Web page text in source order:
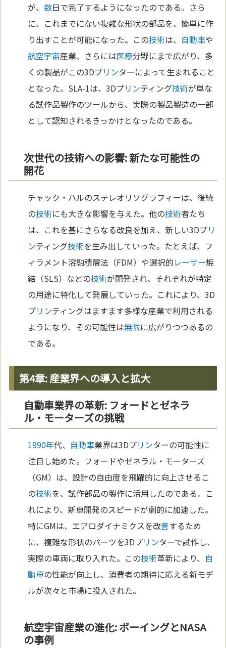
が、数日で完了するようになったのである。さら
に、これまでにない複雑な形状の部品を、簡単に作
り出すことが可能になった。この技術は、 自動車や
航空宇宙産業、さらには医療分野にまで広がり、多
くの製品がこの3Dプリンターによって生まれること
となった。SLA-1は、3Dプリンティング技術が単な
る試作品製作のツールから、実際の製品製造の一部
として認知されるきっかけとなったのである。
次世代の技術への影響: 新たな可能性の
開花
チャック・ハルのステレオリソグラフィーは、後続
の技術にも大きな影響を与えた。他の技術者たち
は、これを基にさらなる改良を加え、新しい3Dプリ
ンティング技術を生み出していった。たとえば、フ
ィラメント溶融積層法（FDM）や選択的レーザー焼
結（SLS）などの技術が開発され、それぞれが特定
の用途に特化して発展していった。これにより、3D
プリンティングはますます多様な産業で利用される
ようになり、その可能性は無限に広がりつつあるの
である。
第4章: 産業界への導入と拡大
自動車業界の革新: フォードとゼネラ
ル・モーターズの挑戦
1990年代、 自動車業界は3Dプリンターの可能性に
注目し始めた。フォードやゼネラル・モーターズ
（GM）は、設計の自由度を飛躍的に向上させるこ
の技術を、試作部品の製作に活用したのである。こ
れにより、新車開発のスピードが劇的に加速した。
特にGMは、エアロダイナミクスを改善するため
に、複雑な形状のパーツを3Dプリンターで試作し、
実際の車両に取り入れた。この技術革新により、 自
動車の性能が向上し、消費者の期待に応える新モデ
ルが次々と市場に投入された。
航空宇宙産業の進化: ボーイングとNASA
の事例